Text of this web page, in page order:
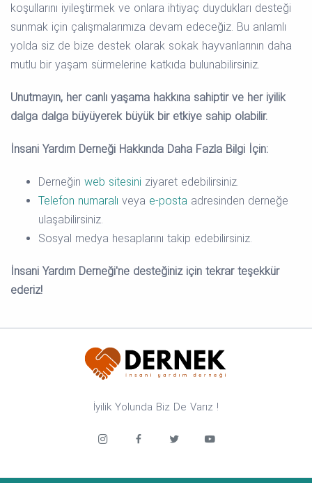
koşullarını iyileştirmek ve onlara ihtiyaç duydukları desteği
sunmak için çalışmalarımıza devam edeceğiz. Bu anlamlı
yolda siz de bize destek olarak sokak hayvanlarının daha
mutlu bir yaşam sürmelerine katkıda bulunabilirsiniz.
Unutmayın, her canlı yaşama hakkına sahiptir ve her iyilik
dalga dalga büyüyerek büyük bir etkiye sahip olabilir.
İnsani Yardım Derneği Hakkında Daha Fazla Bilgi İçin:
Derneğin web sitesini ziyaret edebilirsiniz.
Telefon numaralı veya e-posta adresinden derneğe
ulaşabilirsiniz.
Sosyal medya hesaplarını takip edebilirsiniz.
İnsani Yardım Derneği'ne desteğiniz için tekrar teşekkür
ederiz!
İyilik Yolunda Biz De Varız !